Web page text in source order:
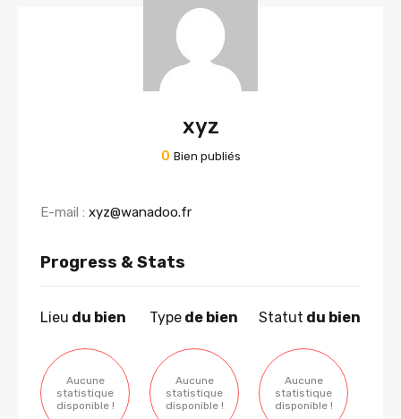
xyz
0 Bien publiés
E-mail : xyz@wanadoo.fr
Progress & Stats
Lieu du bien
Aucune
statistique
disponible !
Type de bien
Aucune
statistique
disponible !
Statut du bien
Aucune
statistique
disponible !